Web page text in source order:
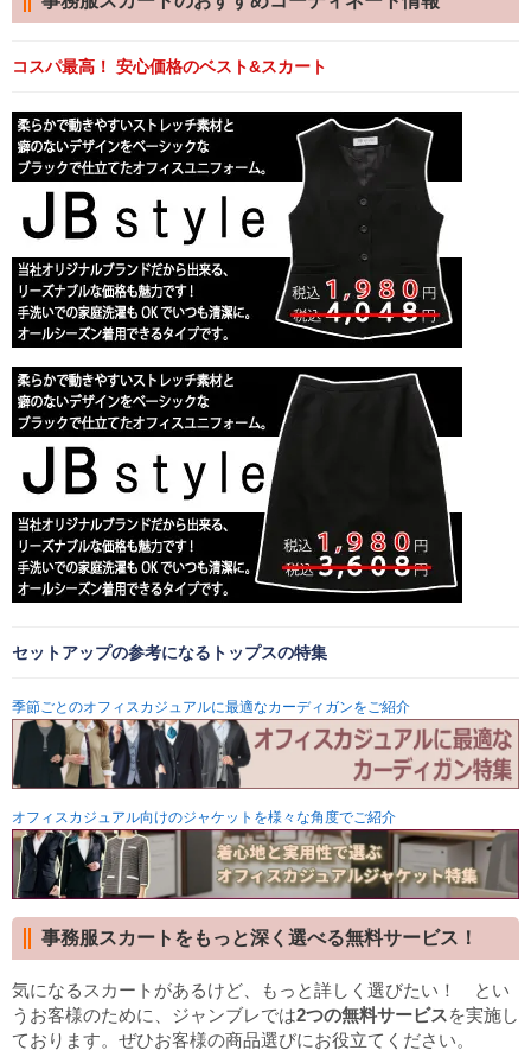
コスパ最高！ 安心価格のベスト&スカート
セットアップの参考になるトップスの特集
季節ごとのオフィスカジュアルに最適なカーディガンをご紹介
オフィスカジュアル向けのジャケットを様々な角度でご紹介
事務服スカートをもっと深く選べる無料サービス！
気になるスカートがあるけど、もっと詳しく選びたい！ とい
うお客様のために、ジャンブレでは2つの無料サービスを実施し
ております。ぜひお客様の商品選びにお役立てください。